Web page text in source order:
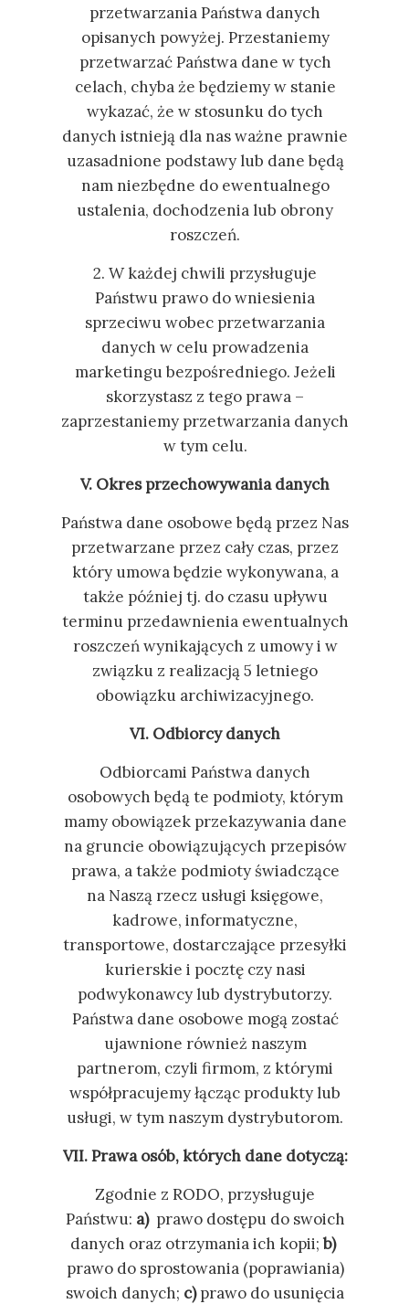
przetwarzania Państwa danych
opisanych powyżej. Przestaniemy
przetwarzać Państwa dane w tych
celach, chyba że będziemy w stanie
wykazać, że w stosunku do tych
danych istnieją dla nas ważne prawnie
uzasadnione podstawy lub dane będą
nam niezbędne do ewentualnego
ustalenia, dochodzenia lub obrony
roszczeń.
2. W każdej chwili przysługuje
Państwu prawo do wniesienia
sprzeciwu wobec przetwarzania
danych w celu prowadzenia
marketingu bezpośredniego. Jeżeli
skorzystasz z tego prawa –
zaprzestaniemy przetwarzania danych
w tym celu.
V. Okres przechowywania danych
Państwa dane osobowe będą przez Nas
przetwarzane przez cały czas, przez
który umowa będzie wykonywana, a
także później tj. do czasu upływu
terminu przedawnienia ewentualnych
roszczeń wynikających z umowy i w
związku z realizacją 5 letniego
obowiązku archiwizacyjnego.
VI. Odbiorcy danych
Odbiorcami Państwa danych
osobowych będą te podmioty, którym
mamy obowiązek przekazywania dane
na gruncie obowiązujących przepisów
prawa, a także podmioty świadczące
na Naszą rzecz usługi księgowe,
kadrowe, informatyczne,
transportowe, dostarczające przesyłki
kurierskie i pocztę czy nasi
podwykonawcy lub dystrybutorzy.
Państwa dane osobowe mogą zostać
ujawnione również naszym
partnerom, czyli firmom, z którymi
współpracujemy łącząc produkty lub
usługi, w tym naszym dystrybutorom.
VII. Prawa osób, których dane dotyczą:
Zgodnie z RODO, przysługuje
Państwu: a)prawo dostępu do swoich
danych oraz otrzymania ich kopii; b)
prawo do sprostowania (poprawiania)
swoich danych; c)prawo do usunięcia